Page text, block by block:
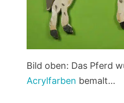
Bild oben: Das Pferd
Acrylfarben bemalt…